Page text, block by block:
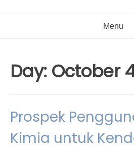
Menu
Day: October
Prospek
Kimia untuk